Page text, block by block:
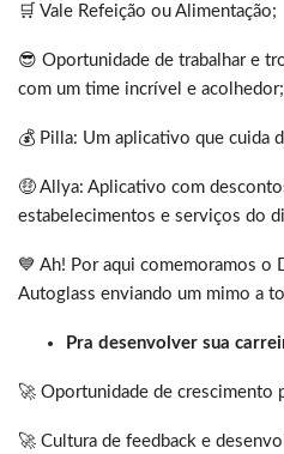
🛒 Vale Refeição ou Alimentação;
😎 Oportunidade de trabalhar e
com um time incrível e acolhedor;
💰 Pilla: Um aplicativo que cuida
🤑 Allya: Aplicativo com
estabelecimentos e serviços do
💙 Ah! Por aqui comemoramos o
Autoglass enviando um mimo a
Pra desenvolver sua
🚀 Oportunidade de crescimento
🚀 Cultura de feedback e